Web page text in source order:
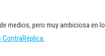
medios, pero muy ambiciosa en lo
ContraRéplica.